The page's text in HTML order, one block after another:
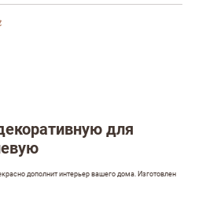
для
дополнит интерьер вашего дома. Изготовлен